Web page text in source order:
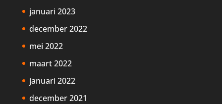
januari 2023
december 2022
mei 2022
maart 2022
januari 2022
december 2021